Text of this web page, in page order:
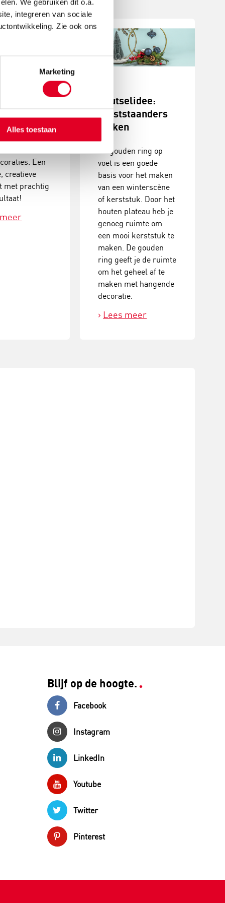
We gebruiken dit o.a.
integreren van sociale
Zie ook ons
Marketing
Alles toestaan
Een
creatieve
met prachtig
Knutselidee:
kerststaanders
maken
De gouden ring op
voet is een goede
basis voor het maken
van een winterscène
of kerststuk. Door het
houten plateau heb je
genoeg ruimte om
een mooi kerststuk te
maken. De gouden
ring geeft je de ruimte
om het geheel af te
maken met hangende
decoratie.
Lees meer
Blijf op de hoogte.
Facebook
Instagram
LinkedIn
Youtube
Twitter
Pinterest